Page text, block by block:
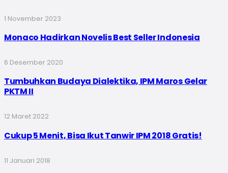
1 November 2023
Monaco Hadirkan Novelis Best Seller Indonesia
6 Desember 2020
Tumbuhkan Budaya Dialektika, IPM Maros Gelar
PKTM II
12 Maret 2022
Cukup 5 Menit, Bisa Ikut Tanwir IPM 2018 Gratis!
11 Januari 2018